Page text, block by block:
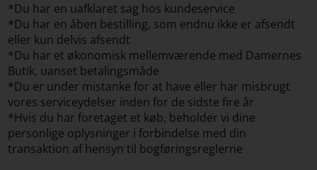
*Du har en uafklaret sag hos kundeservice
*Du har en åben bestilling, som endnu ikke er afsendt
eller kun delvis afsendt
*Du har et økonomisk mellemværende med Damernes
Butik, uanset betalingsmåde
*Du er under mistanke for at have eller har misbrugt
vores serviceydelser inden for de sidste fire år
*Hvis du har foretaget et køb, beholder vi dine
personlige oplysninger i forbindelse med din
transaktion af hensyn til bogføringsreglerne